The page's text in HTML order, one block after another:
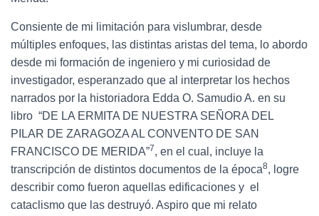
Consiente de mi limitación para vislumbrar, desde
múltiples enfoques, las distintas aristas del tema, lo abordo
desde mi formación de ingeniero y mi curiosidad de
investigador, esperanzado que al interpretar los hechos
narrados por la historiadora Edda O. Samudio A. en su
libro “DE LA ERMITA DE NUESTRA SEÑORA DEL
PILAR DE ZARAGOZA AL CONVENTO DE SAN
FRANCISCO DE MERIDA”7, en el cual, incluye la
transcripción de distintos documentos de la época8, logre
describir como fueron aquellas edificaciones y el
cataclismo que las destruyó. Aspiro que mi relato